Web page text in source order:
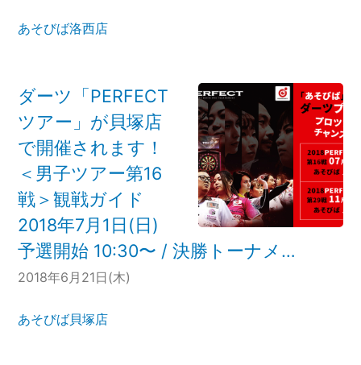
あそびば洛西店
ダーツ「PERFECT
ツアー」が貝塚店
で開催されます！
＜男子ツアー第16
戦＞観戦ガイド
2018年7月1日(日)
予選開始 10:30〜 / 決勝トーナメ…
2018年6月21日(木)
あそびば貝塚店